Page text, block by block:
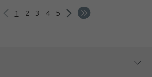
1 2 3 4 5